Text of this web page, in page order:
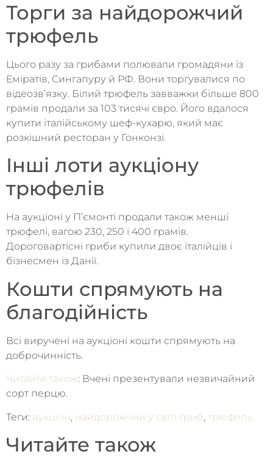
Торги за найдорожчий
трюфель
Цього разу за грибами полювали громадяни із
Еміратів, Сингапуру й РФ. Вони торгувалися по
відеозв’язку. Білий трюфель завважки більше 800
грамів продали за 103 тисячі євро. Його вдалося
купити італійському шеф-кухарю, який має
розкішний ресторан у Гонконзі.
Інші лоти аукціону
трюфелів
На аукціоні у П’ємонті продали також менші
трюфелі, вагою 230, 250 і 400 грамів.
Дороговартісні гриби купили двоє італійців і
бізнесмен із Данії.
Кошти спрямують на
благодійність
Всі виручені на аукціоні кошти спрямують на
доброчинність.
Читайте також: Вчені презентували незвичайний
сорт перцю.
Теги: аукціон, найдорожчий у світі гриб, трюфель
Читайте також